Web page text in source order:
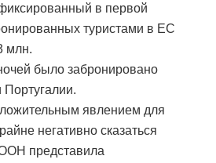
в первой
туристами в ЕС
млн.
было забронировано
явлением для
негативно сказаться
представила